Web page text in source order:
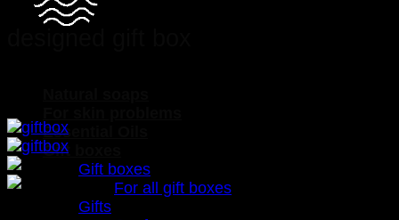
Essential Oils
Gift boxes
Gift boxes
For all gift boxes
Gifts